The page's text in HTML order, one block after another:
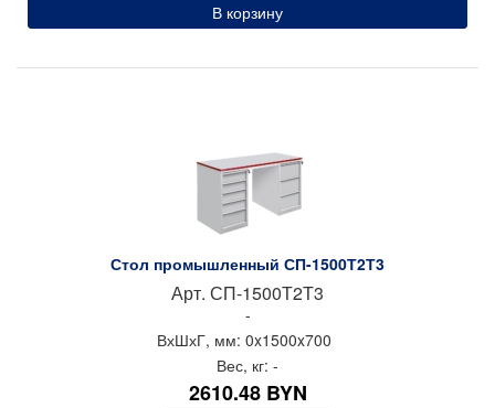
В корзину
Стол промышленный СП-1500Т2Т3
Арт. СП-1500Т2Т3
-
ВхШхГ, мм: 0x1500x700
Вес, кг: -
2610.48 BYN